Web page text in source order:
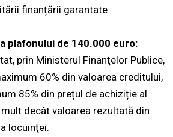
finanțării garantate
plafonului de 140.000 euro:
prin Ministerul Finanţelor Publice,
60% din valoarea creditului,
85% din prețul de achiziție al
decât valoarea rezultată din
locuinţei.